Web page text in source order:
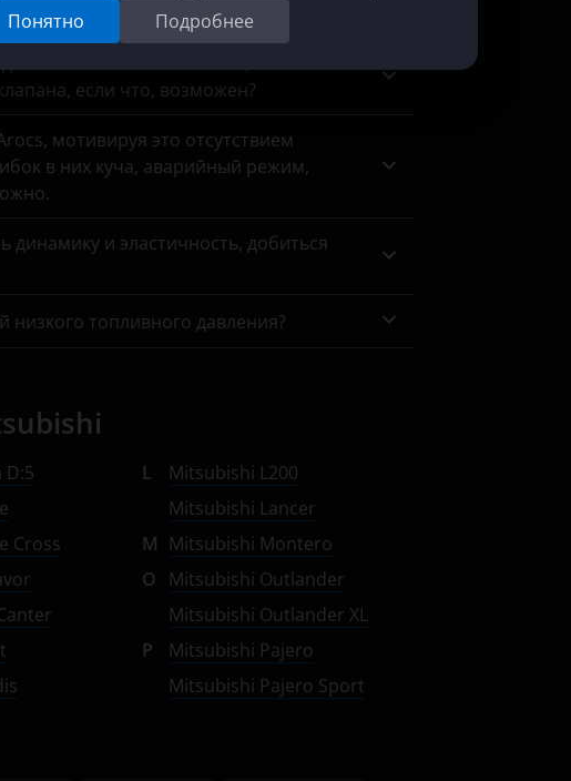
Понятно
Подробнее
2006 гв 2.0 141 лс. акпп, есть
если что, возможен?
мотивируя это отсутствием
в них куча, аварийный режим,
и эластичность, добиться
топливного давления?
D:5
Cross
L
Mitsubishi L200
Mitsubishi Lancer
M Mitsubishi Montero
O
Mitsubishi Outlander
Mitsubishi Outlander XL
P
Mitsubishi Pajero
Mitsubishi Pajero Sport